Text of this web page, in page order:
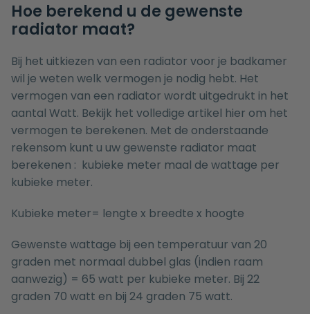
Hoe berekend u de gewenste
radiator maat?
Bij het uitkiezen van een radiator voor je badkamer
wil je weten welk vermogen je nodig hebt. Het
vermogen van een radiator wordt uitgedrukt in het
aantal Watt. Bekijk het volledige artikel hier om het
vermogen te berekenen. Met de onderstaande
rekensom kunt u uw gewenste radiator maat
berekenen : kubieke meter maal de wattage per
kubieke meter.
Kubieke meter= lengte x breedte x hoogte
Gewenste wattage bij een temperatuur van 20
graden met normaal dubbel glas (indien raam
aanwezig) = 65 watt per kubieke meter. Bij 22
graden 70 watt en bij 24 graden 75 watt.